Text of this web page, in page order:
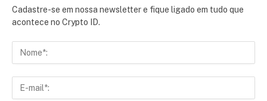
Cadastre-se em nossa newsletter e fique ligado em tudo que
acontece no Crypto ID.